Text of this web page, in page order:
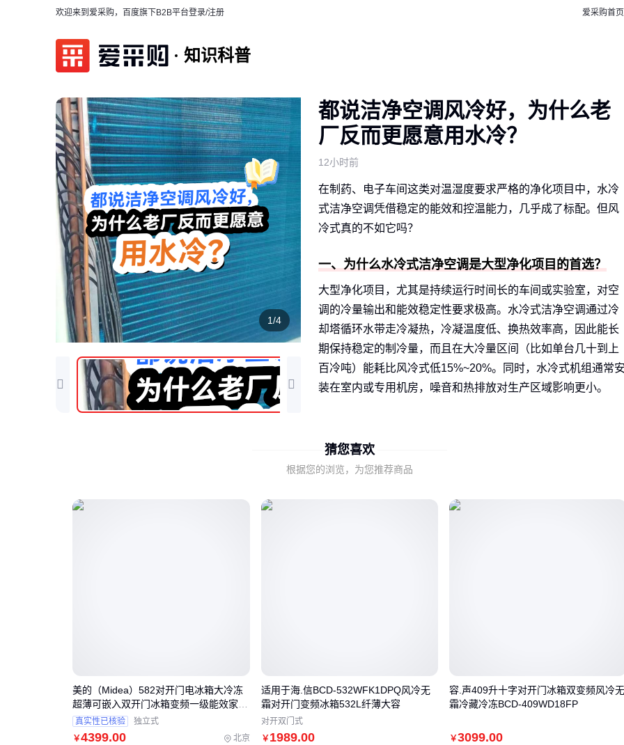
欢迎来到爱采购，百度旗下B2B平台登录/注册 爱采购首页
知识科普
1/4
都说洁净空调风冷好，为什么老
厂反而更愿意用水冷？
12小时前
在制药、电子车间这类对温湿度要求严格的净化项目中，水冷
式洁净空调凭借稳定的能效和控温能力，几乎成了标配。但风
冷式真的不如它吗？
一、为什么水冷式洁净空调是大型净化项目的首选？
大型净化项目，尤其是持续运行时间长的车间或实验室，对空
调的冷量输出和能效稳定性要求极高。水冷式洁净空调通过冷
却塔循环水带走冷凝热，冷凝温度低、换热效率高，因此能长
期保持稳定的制冷量，而且在大冷量区间（比如单台几十到上
百冷吨）能耗比风冷式低15%~20%。同时，水冷式机组通常
装在室内或专用机房，噪音和热排放对生产区域影响更小。
对于需要全年运行、冷负荷大的场所，水冷式的综合运行成
本明显低于直膨式空调
风冷式则直接靠室外风机吹过翅片换热器散热。
热量，同等条件下风冷需要30℃以上的室外空气才能做到。
猜您喜欢
根据您的浏览，为您推荐商品
￥4399.00 北京
美的（Midea）582对开门电冰箱大冷冻
超薄可嵌入双开门冰箱变频一级能效家用
智能无霜MR-582WKPZE大容量底部散
真实性已核验 独立式
￥ 1989.00
适用于海.信BCD-532WFK1DPQ风冷无
霜对开门变频冰箱532L纤薄大容
对开双门式
￥3099.00
容.声409升十字对开门冰箱双变频风冷
霜冷藏冷冻BCD-409WD18FP